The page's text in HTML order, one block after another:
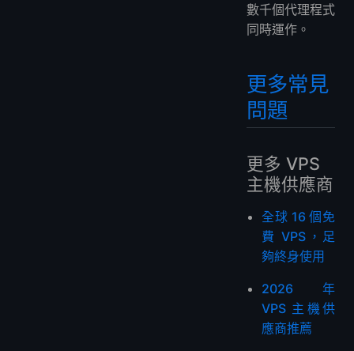
數千個代理程式
同時運作。
更多常見
問題
更多 VPS
主機供應商
全球 16 個免
費 VPS，足
夠終身使用
2026 年
VPS 主機供
應商推薦